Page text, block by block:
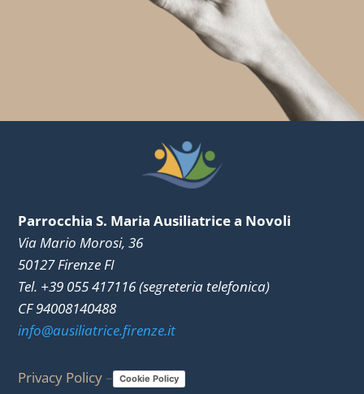
Parrocchia S. Maria Ausiliatrice a Novoli
Via Mario Morosi, 36
50127 Firenze FI
Tel. +39 055 417116 (segreteria telefonica)
CF 94008140488
info@ausiliatrice.firenze.it
Privacy Policy – Cookie Policy